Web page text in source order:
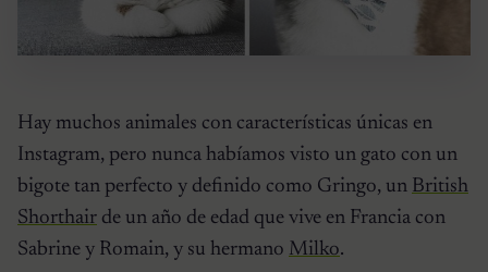
Hay muchos animales con características únicas en
Instagram, pero nunca habíamos visto un gato con un
bigote tan perfecto y definido como Gringo, un British
Shorthair de un año de edad que vive en Francia con
Sabrine y Romain, y su hermano Milko.